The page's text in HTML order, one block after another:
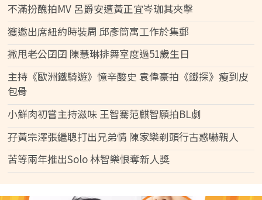
不滿扮醜拍MV 呂爵安遭黃正宜岑珈其夾擊
獲邀出席紐約時裝周 邱彥筒寓工作於集郵
撇甩老公囝囝 陳慧琳排舞室度過51歲生日
主持《歐洲鐵騎遊》憶辛酸史 袁偉豪拍《鐵探》瘦到皮
包骨
小鮮肉初嘗主持滋味 王智騫范麒智願拍BL劇
孖黃宗澤張繼聰打出兄弟情 陳家樂剃頭行古惑嚇親人
苦等兩年推出Solo 林智樂恨奪新人獎